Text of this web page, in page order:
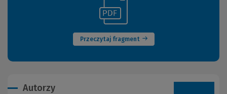
Przeczytaj fragment
(Nowe
okno)
innej
Autorzy